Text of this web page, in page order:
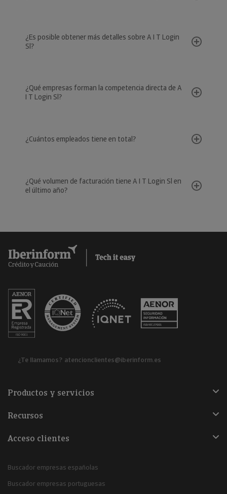
¿Es posible obtener más detalles sobre A I T Login
Sl?
¿Qué empresas forman la competencia directa de A
I T Login Sl?
¿Cuántos empleados tiene en total?
¿Qué volumen de facturación tiene A I T Login Sl en
el último año?
¿Te llamamos? atencionclientes@iberinform.es
Productos y servicios
Recursos
Acceso clientes
Buscador empresas españolas
Buscador empresas portuguesas